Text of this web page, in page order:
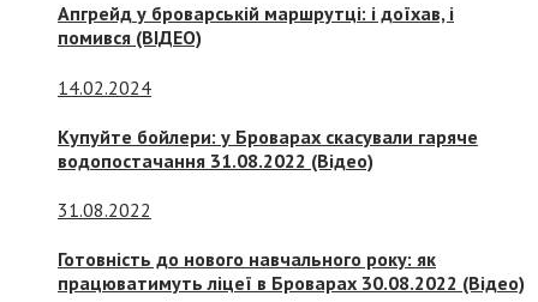
Апгрейд у броварській маршрутці: і доїхав, і
помився (ВІДЕО)
14.02.2024
Купуйте бойлери: у Броварах скасували гаряче
водопостачання 31.08.2022 (Відео)
31.08.2022
Готовність до нового навчального року: як
працюватимуть ліцеї в Броварах 30.08.2022 (Відео)